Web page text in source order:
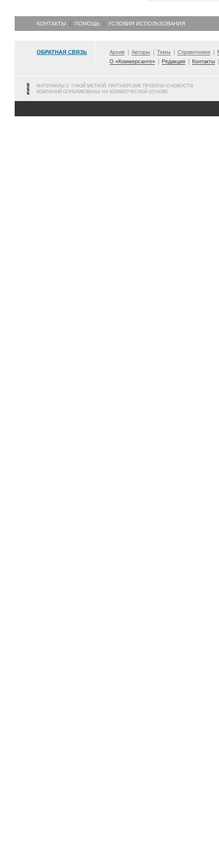
КОНТАКТЫ ПОМОЩЬ УСЛОВИЯ ИСПОЛЬЗОВАНИЯ
ОБРАТНАЯ СВЯЗЬ Архив Авторы Темы Справочники
О «Коммерсанте»
Редакция Контакты
МАТЕРИАЛЫ С ТАКОЙ МЕТКОЙ, ПАРТНЕРСКИЕ ПРОЕКТЫ И НОВОСТИ
КОМПАНИЙ ОПУБЛИКОВАНЫ НА КОММЕРЧЕСКОЙ ОСНОВЕ